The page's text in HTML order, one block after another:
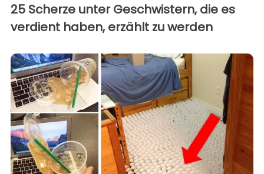
25 Scherze unter Geschwistern, die es
verdient haben, erzählt zu werden